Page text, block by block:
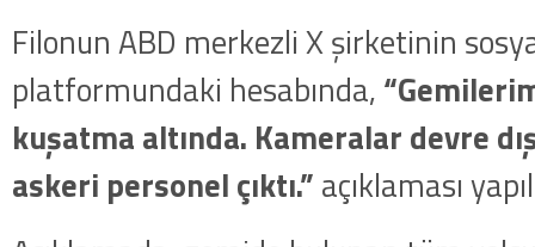
Filonun ABD merkezli X şirketinin
platformundaki hesabında,
kuşatma altında. Kameralar devre
askeri personel çıktı.” açıklaması